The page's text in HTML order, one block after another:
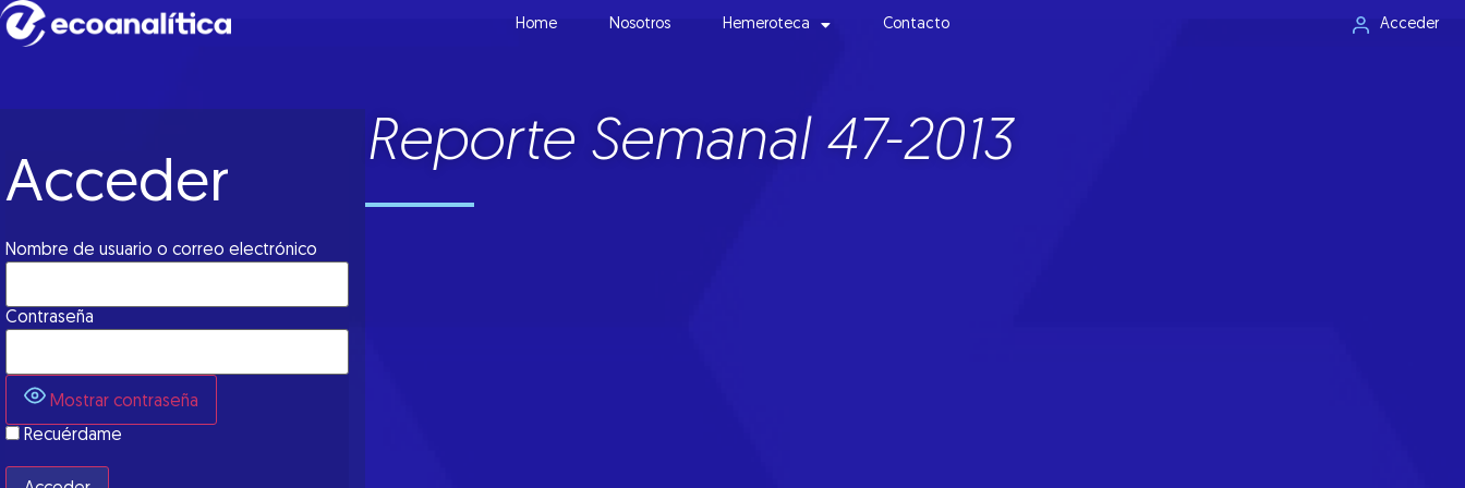
Home Nosotros Hemeroteca Contacto Acceder
Acceder
Nombre de usuario o correo electrónico
Contraseña
Mostrar contraseña
Recuérdame
Reporte Semanal 47-2013